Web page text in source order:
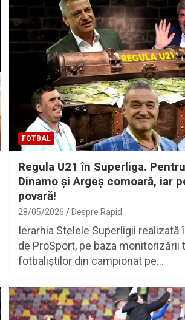
FOTBAL
Regula U21 în Superliga.
Dinamo și Argeș comoară, iar
povară!
28/05/2026 Despre Rapid
Ierarhia Stelele Superligii realizată
de ProSport, pe baza monitorizării
fotbaliștilor din campionat pe…